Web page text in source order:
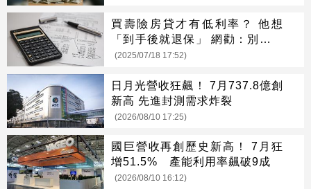
買壽險房貸才有低利率？ 他想
「到手後就退保」 網勸：別搞壞
關係
(2025/07/18 17:52)
日月光營收狂飆！ 7月737.8億創
新高 先進封測需求炸裂
(2026/08/10 17:25)
國巨營收再創歷史新高！ 7月狂
增51.5% 產能利用率飆破9成
(2026/08/10 16:12)